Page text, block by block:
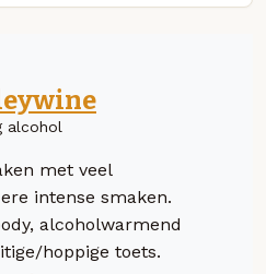
alcohol
met veel
intense smaken.
alcoholwarmend
hoppige toets.